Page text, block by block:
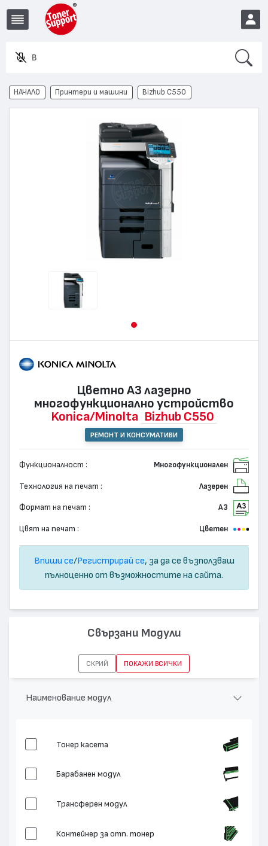
Въвед
EUR
НАЧАЛО Принтери и машини Bizhub C550
Цветно А3 лазернo
многофункционално устройство
Konica/Minolta Bizhub C550
РЕМОНТ И КОНСУМАТИВИ
Функционалност : Многофункционален
Технология на печат : Лазерен
Формат на печат : А3
Цвят на печат : Цветен
Впиши се/Регистрирай се, за да се възползваш
пълноценно от възможностите на сайта.
Свързани Модули
СКРИЙ ПОКАЖИ ВСИЧКИ
Наименование модул
Тонер касета
Барабанен модул
Трансферен модул
Контейнер за отп. тонер